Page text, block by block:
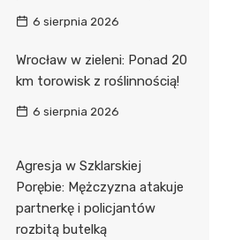
6 sierpnia 2026
Wrocław w zieleni: Ponad 20
km torowisk z roślinnością!
6 sierpnia 2026
Agresja w Szklarskiej
Porębie: Mężczyzna atakuje
partnerkę i policjantów
rozbitą butelką